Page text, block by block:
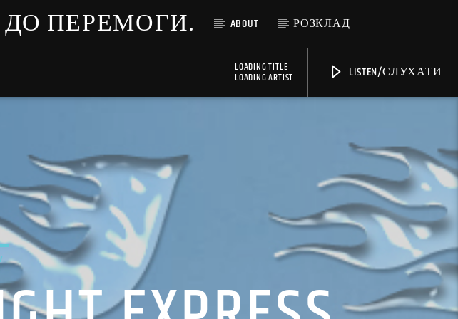
ДО ПЕРЕМОГИ. ABOUT РОЗКЛАД
LISTEN/СЛУХАТИ
LOADING TITLE
LOADING ARTIST